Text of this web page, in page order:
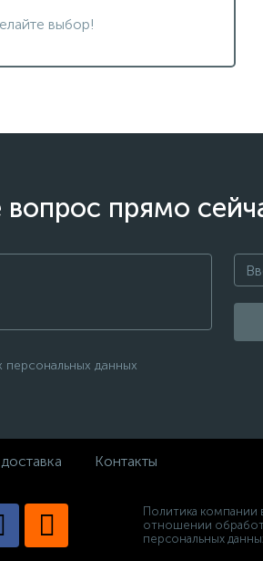
выбор!
прямо
данных
Контакты
Политика компании
отношении
персональных